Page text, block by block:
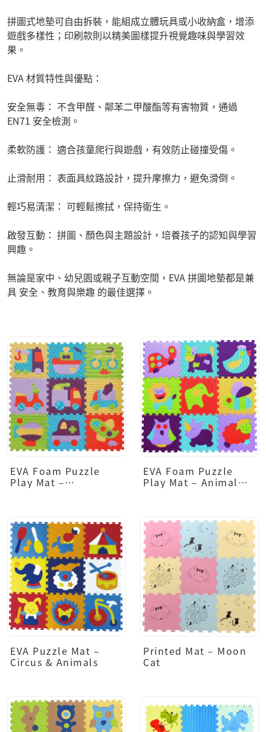
拼圖式地墊可自由拆裝，能組成立體玩具或小收納盒，增添
遊戲多樣性；印刷款則以精美圖樣提升視覺趣味與學習效
果。
EVA 材質特性與優點：
安全無毒： 不含甲醛、鄰苯二甲酸酯等有害物質，通過
EN71 安全檢測。
柔軟防護： 適合孩童爬行與遊戲，有效防止碰撞受傷。
止滑耐用： 表面具紋路設計，提升摩擦力，避免滑倒。
輕巧易清潔： 可輕鬆擦拭，保持衛生。
啟發互動： 拼圖、顏色與主題設計，培養孩子的認知與學習
興趣。
無論是家中、幼兒園或親子互動空間，EVA 拼圖地墊都是兼
具 安全、教育與樂趣 的最佳選擇。
EVA Foam Puzzle
Play Mat –
EVA Foam Puzzle
Play Mat – Animal
EVA Puzzle Mat –
Circus & Animals
Printed Mat – Moon
Cat